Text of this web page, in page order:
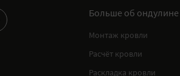
Больше об ондулине
Монтаж кровли
Расчёт кровли
Раскладка кровли